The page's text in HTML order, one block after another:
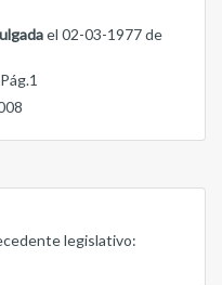
el 02-03-1977 de
legislativo: